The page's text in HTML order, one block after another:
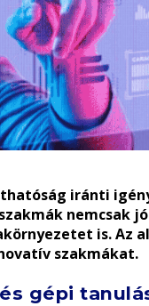
iránti
nemcsak
is. Az
szakmákat.
gépi